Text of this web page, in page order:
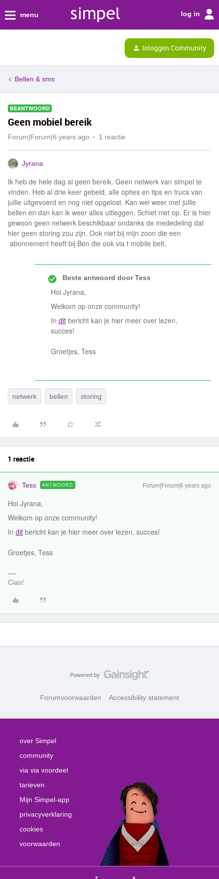
menu log in
Inloggen Community
Bellen & sms
BEANTWOORD
Geen mobiel bereik
Forum|Forum|6 years ago 1 reactie
Jyrana
Ik heb de hele dag al geen bereik. Geen netwerk van simpel te
vinden. Heb al drie keer gebeld, alle opties en tips en trucs van
jullie uitgevoerd en nog niet opgelost. Kan wel weer met jullie
bellen en dan kan ik weer alles uitleggen. Schiet niet op. Er is hier
gewoon geen netwerk beschikbaar ondanks de mededeling dat
hier geen storing zou zijn. Ook niet bij mijn zoon die een
abonnement heeft bij Ben die ook via t mobile belt.
Beste antwoord doorTess
Hoi Jyrana,
Welkom op onze community!
In dit bericht kan je hier meer over lezen,
succes!
Groetjes, Tess
netwerk bellen storing
1 reactie
Tess ANTWOORD Forum|Forum|6 years ago
Hoi Jyrana,
Welkom op onze community!
In dit bericht kan je hier meer over lezen, succes!
Groetjes, Tess
Ciao!
Forumvoorwaarden Accessibility statement
over Simpel
community
via via voordeel
tarieven
Mijn Simpel-app
privacyverklaring
cookies
voorwaarden